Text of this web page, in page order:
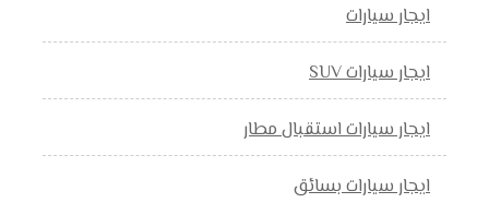
ايجار سيارات
ايجار سيارات SUV
ايجار سيارات استقبال مطار
ايجار سيارات بسائق